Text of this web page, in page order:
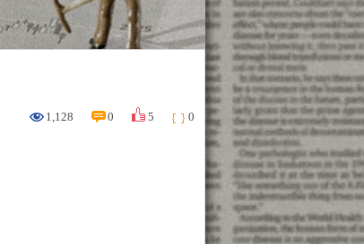
1,128 0 5 0